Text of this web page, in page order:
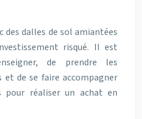
des dalles de sol amiantées
risqué. Il est
de prendre les
et de se faire accompagner
pour réaliser un achat en